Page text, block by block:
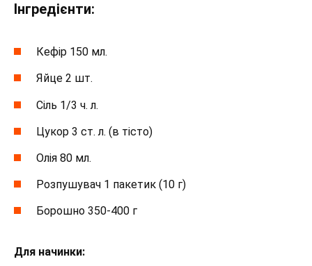
Інгредієнти:
Кефір 150 мл.
Яйце 2 шт.
Сіль 1/3 ч. л.
Цукор 3 ст. л. (в тісто)
Олія 80 мл.
Розпушувач 1 пакетик (10 г)
Борошно 350-400 г
Для начинки: